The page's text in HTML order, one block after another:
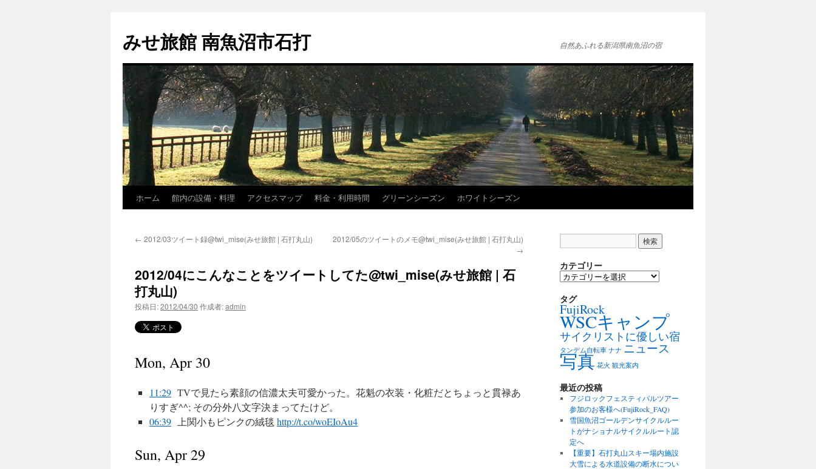
テ
ン
ス
キ
ッ
プ
みせ旅館 南魚沼市石打 自然あふれる新潟県南魚沼の宿
ホーム 館内の設備・料理 アクセスマップ 料金・利用時間 グリーンシーズン ホワイトシーズン
← 2012/03ツイート録@twi_mise(みせ旅館 | 石打丸山)
2012/05のツイートのメモ@twi_mise(みせ旅館 | 石打丸山)
→
2012/04にこんなことをツイートしてた@twi_mise(みせ旅館 | 石
打丸山)
投稿日:2012/04/30 作成者:admin
Mon, Apr 30
11:29 TVで見たら素顔の信濃太夫可愛かった。花魁の衣装・化粧だとちょっと貫禄あ
りすぎ^^; その分外八文字決まってたけど。
06:39
上関小もピンクの絨毯 http://t.co/woEIoAu4
Sun, Apr 29
カテゴリー
カ
ゴ
リ
ー
タグ
FujiRock
WSCキャンプ
サイクリストに優しい宿
タンデム自転車 ナナ ニュース
写真 花火 観光案内
最近の投稿
フジロックフェスティバルツアー
参加のお客様へ(FujiRock_FAQ)
雪国魚沼ゴールデンサイクルルー
トがナショナルサイクルルート認
定へ
【重要】石打丸山スキー場内施設
大雪による水道設備の断水につい